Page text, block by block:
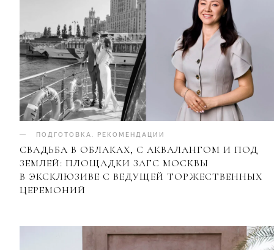
ПОДГОТОВКА. РЕКОМЕНДАЦИИ
СВАДЬБА В ОБЛАКАХ, С АКВАЛАНГОМ И ПОД
ЗЕМЛЕЙ: ПЛОЩАДКИ ЗАГС МОСКВЫ
В ЭКСКЛЮЗИВЕ С ВЕДУЩЕЙ ТОРЖЕСТВЕННЫХ
ЦЕРЕМОНИЙ